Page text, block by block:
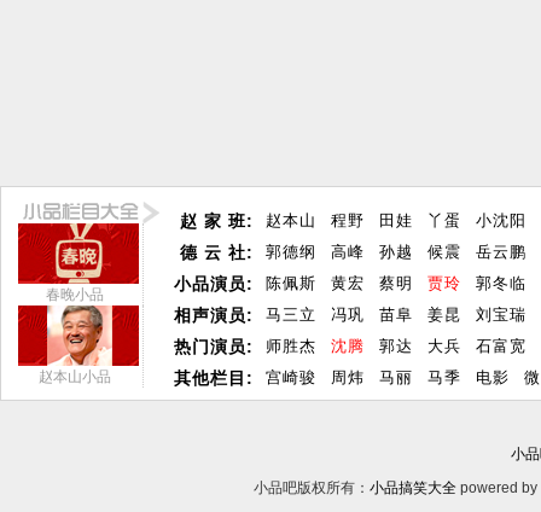
春晚小品
赵本山小品
赵 家 班:
德 云 社:
小品演员:
相声演员:
热门演员:
其他栏目:
赵本山 程野 田娃 丫蛋
小沈阳
郭德纲
高峰 孙越 候震
岳云鹏
陈佩斯
黄宏 蔡明 贾玲
郭冬临
马三立
冯巩 苗阜 姜昆
刘宝瑞
师胜杰
沈腾 郭达 大兵
石富宽
宫崎骏
周炜 马丽 马季 电影
小
小品吧版权所有： 小品搞笑大全 powered by